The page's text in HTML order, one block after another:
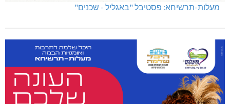
מעלות-תרשיחא: פסטיבל "באגליל - שכנים"